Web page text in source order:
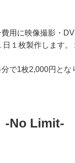
用に映像撮影・
１枚製作します
で1枚2,000円とな
No Limit-